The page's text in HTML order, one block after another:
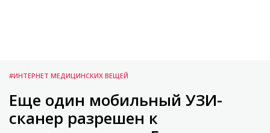
#ИНТЕРНЕТ МЕДИЦИНСКИХ ВЕЩЕЙ
Еще один мобильный УЗИ-
сканер разрешен к